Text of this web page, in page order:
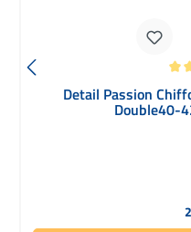
Detail Passion
Double40-